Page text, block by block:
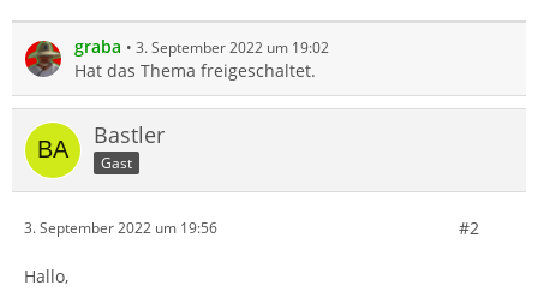
graba 3. September 2022 um 19:02
Hat das Thema freigeschaltet.
Bastler
Gast
3. September 2022 um 19:56 #2
Hallo,